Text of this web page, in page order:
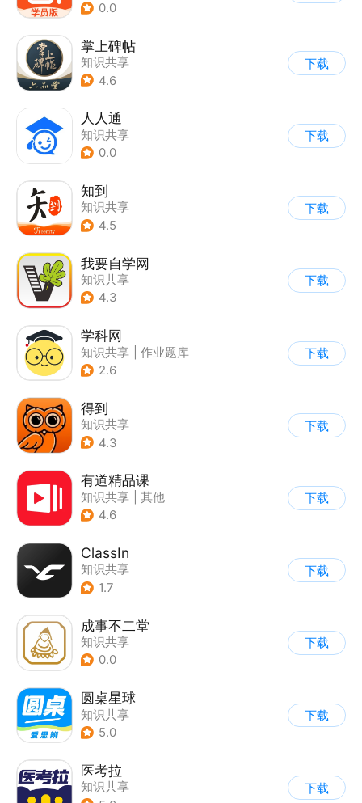
0.0
掌上碑帖
知识共享
4.6
下载
人人通
知识共享
0.0
下载
知到
知识共享
4.5
下载
我要自学网
知识共享
4.3
下载
学科网
知识共享
作业题库
2.6
下载
得到
知识共享
4.3
下载
有道精品课
知识共享
其他
4.6
下载
ClassIn
知识共享
1.7
下载
成事不二堂
知识共享
0.0
下载
圆桌星球
知识共享
5.0
下载
医考拉
知识共享
下载